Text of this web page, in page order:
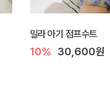
밀라 아기 점프수트
10% 30,600원